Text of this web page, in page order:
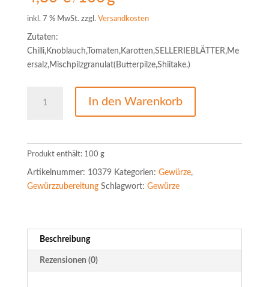
inkl. 7 % MwSt. zzgl. Versandkosten
Zutaten:
Chilli,Knoblauch,Tomaten,Karotten,SELLERIEBLÄTTER,Me
ersalz,Mischpilzgranulat(Butterpilze,Shiitake.)
Gewürzzuber.
Menge
In den Warenkorb
Produkt enthält: 100 g
Artikelnummer: 10379 Kategorien: Gewürze,
Gewürzzubereitung Schlagwort: Gewürze
Beschreibung
Rezensionen (0)